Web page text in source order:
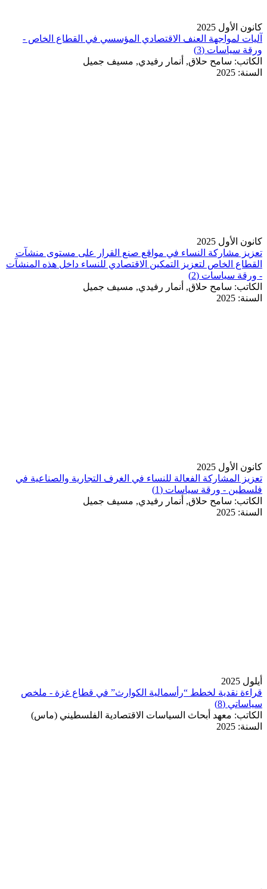
كانون الأول 2025
آليات لمواجهة العنف الاقتصادي المؤسسي في القطاع الخاص -
ورقة سياسات (3)
الكاتب: سامح حلاق, أنمار رفيدي, مسيف جميل
السنة: 2025
كانون الأول 2025
تعزيز مشاركة النساء في مواقع صنع القرار على مستوى منشآت
القطاع الخاص لتعزيز التمكين الاقتصادي للنساء داخل هذه المنشآت
- ورقة سياسات (2)
الكاتب: سامح حلاق, أنمار رفيدي, مسيف جميل
السنة: 2025
كانون الأول 2025
تعزيز المشاركة الفعالة للنساء في الغرف التجارية والصناعية في
فلسطين - ورقة سياسات (1)
الكاتب: سامح حلاق, أنمار رفيدي, مسيف جميل
السنة: 2025
أيلول 2025
قراءة نقدية لخطط “رأسمالية الكوارث” في قطاع غزة - ملخص
سياساتي (8)
الكاتب: معهد أبحاث السياسات الاقتصادية الفلسطيني (ماس)
السنة: 2025